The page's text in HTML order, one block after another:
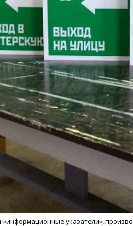
указатели»,